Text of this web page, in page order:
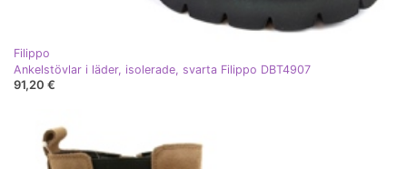
Filippo
Ankelstövlar i läder, isolerade, svarta Filippo DBT4907
91,20 €